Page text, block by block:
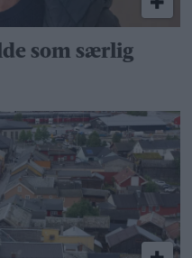
som særlig